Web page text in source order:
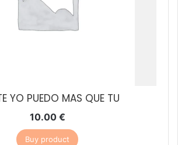
YO PUEDO MAS QUE TU
10.00 €
Buy product